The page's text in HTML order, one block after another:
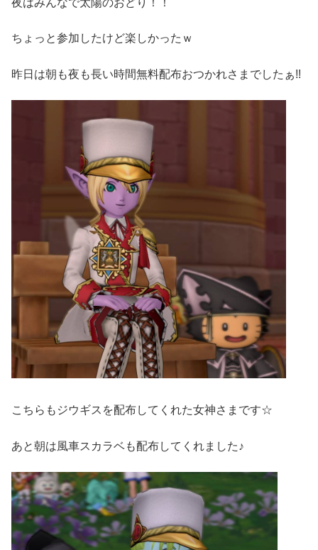
ちょっと参加したけど楽しかったｗ
昨日は朝も夜も長い時間無料配布おつかれさまでしたぁ!!
こちらもジウギスを配布してくれた女神さまです☆
あと朝は風車スカラベも配布してくれました♪